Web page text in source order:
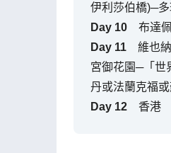
伊利莎伯橋)─
Day 10
布達
Day 11
維也
宮御花園─「世
丹或法蘭克福
Day 12 香港